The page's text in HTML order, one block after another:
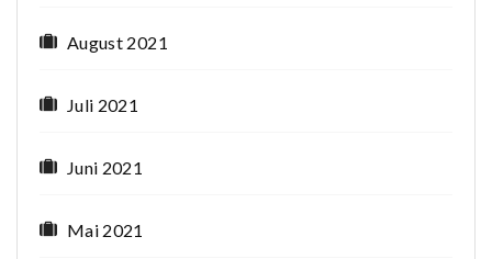
August 2021
Juli 2021
Juni 2021
Mai 2021